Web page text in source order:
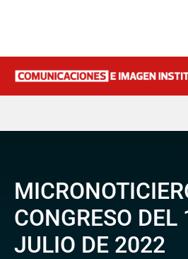
CONGRESO DEL
JULIO DE 2022